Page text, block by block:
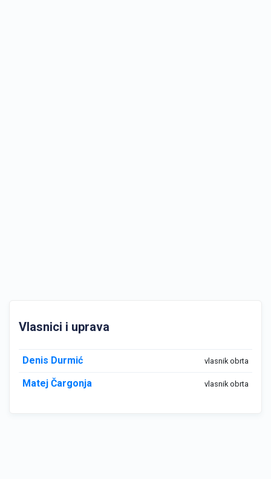
Vlasnici i uprava
Denis Durmić vlasnik obrta
Matej Čargonja vlasnik obrta